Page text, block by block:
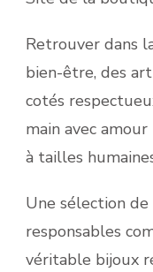
Retrouver dans
bien-être, des
cotés
main avec
à tailles
Une sélection
responsables
véritable bijoux